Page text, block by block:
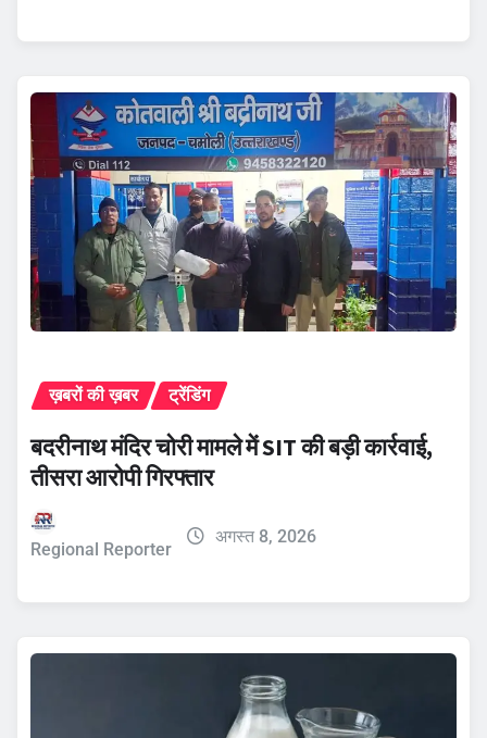
ख़बरों की ख़बर ट्रेंडिंग
बदरीनाथ मंदिर चोरी मामले में SIT की बड़ी कार्रवाई,
तीसरा आरोपी गिरफ्तार
Regional Reporter
अगस्त 8, 2026